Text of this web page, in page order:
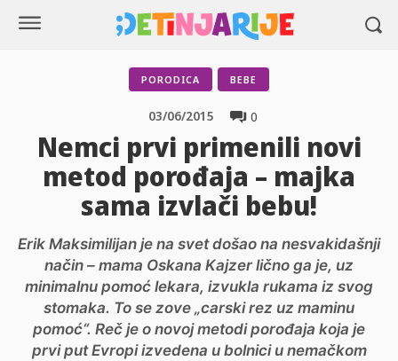
PORODICA BEBE
0
03/06/2015
Nemci prvi primenili novi
metod porođaja – majka
sama izvlači bebu!
Erik Maksimilijan je na svet došao na nesvakidašnji
način – mama Oskana Kajzer lično ga je, uz
minimalnu pomoć lekara, izvukla rukama iz svog
stomaka. To se zove „carski rez uz maminu
pomoć“. Reč je o novoj metodi porođaja koja je
prvi put Evropi izvedena u bolnici u nemačkom